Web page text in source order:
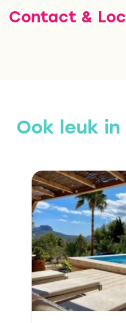
Contact &
Ook leuk